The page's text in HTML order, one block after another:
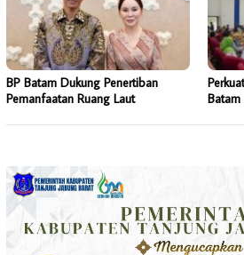
BP Batam Dukung Penertiban
Pemanfaatan Ruang Laut